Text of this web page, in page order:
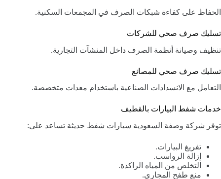
الحفاظ على كفاءة شبكات الصرف في المجمعات السكنية.
تسليك صرف صحي للشركات
تنظيف وصيانة أنظمة الصرف داخل المنشآت التجارية.
تسليك صرف صحي للمصانع
التعامل مع الانسدادات الصناعية باستخدام معدات متخصصة.
خدمات شفط البيارات بالقطيف
توفر شركة وصفة السعودية سيارات شفط حديثة تساعد على:
تفريغ البيارات.
إزالة الرواسب.
التخلص من المياه الراكدة.
منع طفح المجاري.